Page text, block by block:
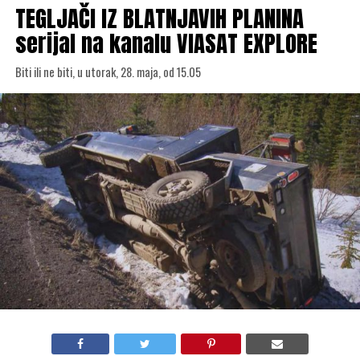
TEGLJAČI IZ BLATNJAVIH PLANINA
serijal na kanalu VIASAT EXPLORE
Biti ili ne biti, u utorak, 28. maja, od 15.05